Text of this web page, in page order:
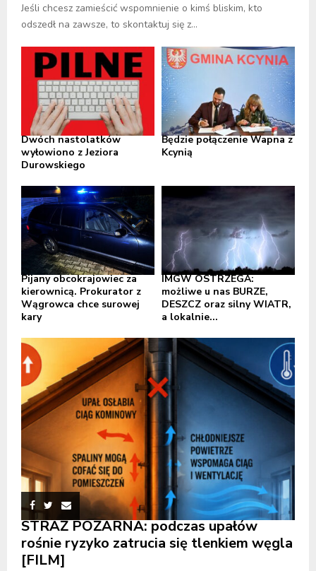
Jeśli chcesz zamieścić wspomnienie o kimś bliskim, kto
odszedł na zawsze, to skontaktuj się z...
Dwóch nastolatków
wyłowiono z Jeziora
Durowskiego
Będzie połączenie Wapna z
Kcynią
Pijany obcokrajowiec za
kierownicą. Prokurator z
Wągrowca chce surowej
kary
IMGW OSTRZEGA:
możliwe u nas BURZE,
DESZCZ oraz silny WIATR,
a lokalnie...
STRAŻ POŻARNA: podczas upałów
rośnie ryzyko zatrucia się tlenkiem węgla
[FILM]